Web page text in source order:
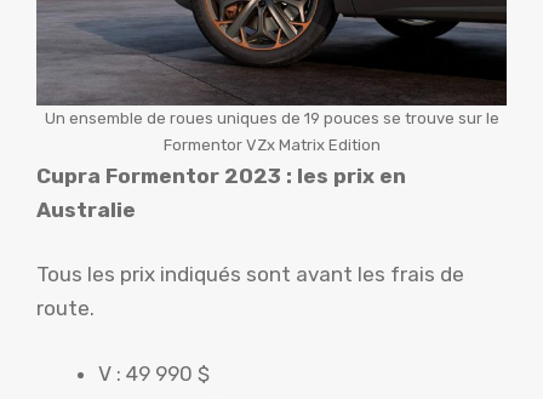
Un ensemble de roues uniques de 19 pouces se trouve sur le
Formentor VZx Matrix Edition
Cupra Formentor 2023 : les prix en
Australie
Tous les prix indiqués sont avant les frais de
route.
V : 49 990 $